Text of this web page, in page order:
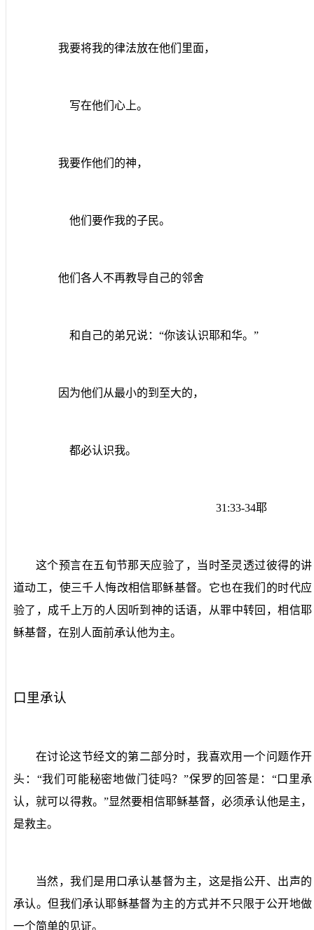
我要将我的律法放在他们里面，
写在他们心上。
我要作他们的神，
他们要作我的子民。
他们各人不再教导自己的邻舍
和自己的弟兄说：“你该认识耶和华。”
因为他们从最小的到至大的，
都必认识我。
耶
31:33-34
这个预言在五旬节那天应验了，当时圣灵透过彼得的讲
道动工，使三千人悔改相信耶稣基督。它也在我们的时代应
验了，成千上万的人因听到神的话语，从罪中转回，相信耶
稣基督，在别人面前承认他为主。
口里承认
在讨论这节经文的第二部分时，我喜欢用一个问题作开
头：“我们可能秘密地做门徒吗？”保罗的回答是：“口里承
认，就可以得救。”显然要相信耶稣基督，必须承认他是主，
是救主。
当然，我们是用口承认基督为主，这是指公开、出声的
承认。但我们承认耶稣基督为主的方式并不只限于公开地做
一个简单的见证。